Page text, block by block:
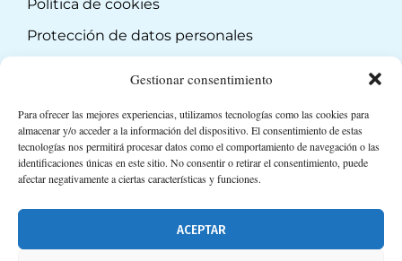
Gestionar consentimiento
Para ofrecer las mejores experiencias, utilizamos tecnologías como las cookies para
almacenar y/o acceder a la información del dispositivo. El consentimiento de estas
tecnologías nos permitirá procesar datos como el comportamiento de navegación o las
identificaciones únicas en este sitio. No consentir o retirar el consentimiento, puede
afectar negativamente a ciertas características y funciones.
ACEPTAR
Política de cookies
Protección de datos personales